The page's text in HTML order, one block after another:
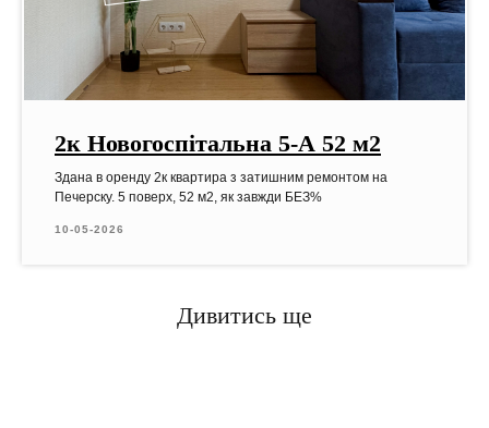
2к Новогоспітальна 5-А 52 м2
Здана в оренду 2к квартира з затишним ремонтом на
Печерску. 5 поверх, 52 м2, як завжди БЕЗ%
10-05-2026
Дивитись ще